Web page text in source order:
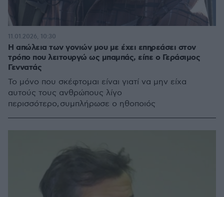
H απώλεια των γονιών μου με έχει επηρεάσει στον
τρόπο που λειτουργώ ως μπαμπάς, είπε ο Γεράσιμος
Γεννατάς
Το μόνο που σκέφτομαι είναι γιατί να μην είχα
αυτούς τους ανθρώπους λίγο
περισσότερο, συμπλήρωσε ο ηθοποιός
11.01.2026, 10:30